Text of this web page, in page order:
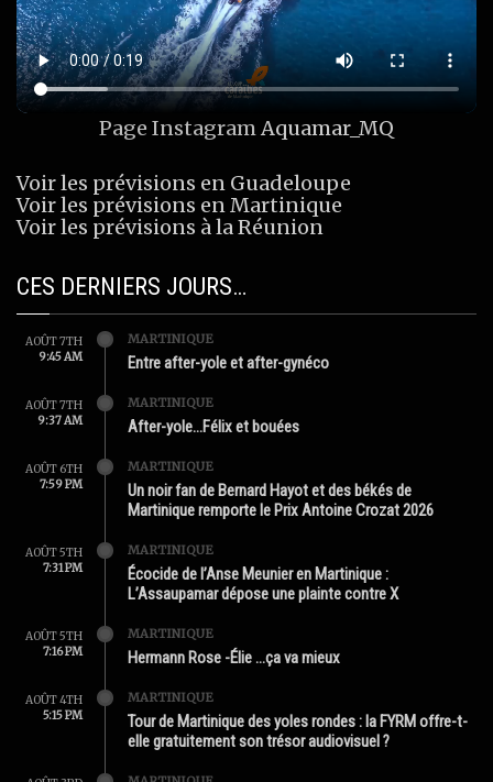
Page InstagramAquamar_MQ
Voir les prévisions en Guadeloupe
Voir les prévisions en Martinique
Voir les prévisions à la Réunion
CES DERNIERS JOURS…
AOÛT 7TH
9:45 AM
MARTINIQUE
Entre after-yole et after-gynéco
AOÛT 7TH
9:37 AM
MARTINIQUE
After-yole…Félix et bouées
AOÛT 6TH
7:59 PM
MARTINIQUE
Un noir fan de Bernard Hayot et des békés de
Martinique remporte le Prix Antoine Crozat 2026
AOÛT 5TH
7:31 PM
MARTINIQUE
Écocide de l’Anse Meunier en Martinique :
L’Assaupamar dépose une plainte contre X
AOÛT 5TH
7:16 PM
MARTINIQUE
Hermann Rose -Élie …ça va mieux
AOÛT 4TH
5:15 PM
MARTINIQUE
Tour de Martinique des yoles rondes : la FYRM offre-t-
elle gratuitement son trésor audiovisuel ?